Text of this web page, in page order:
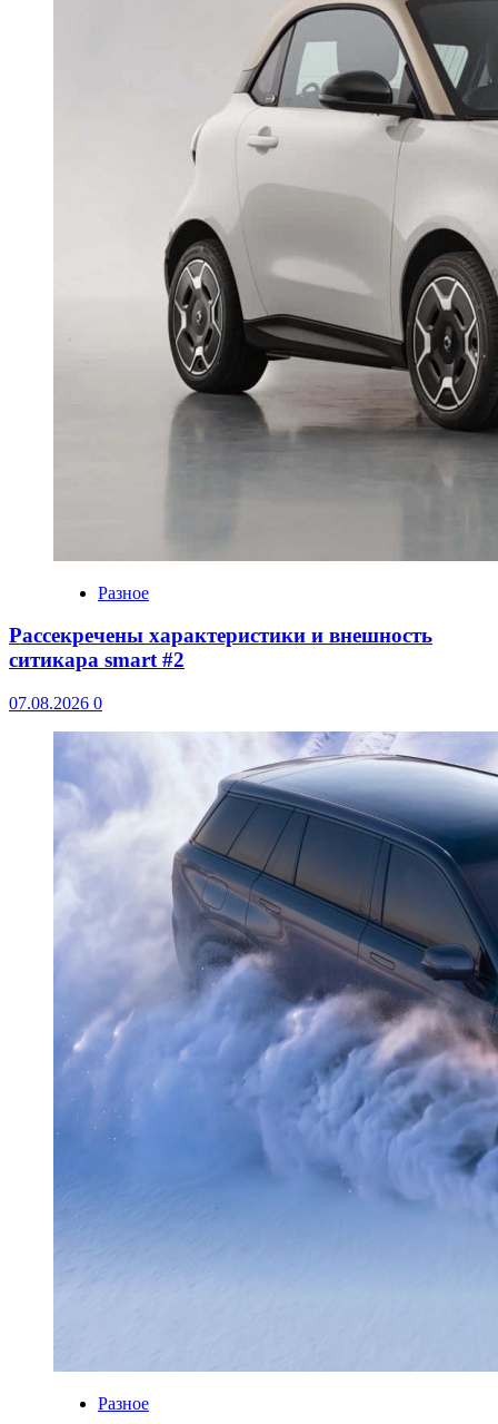
Разное
Рассекречены характеристики и внешность
ситикара smart #2
07.08.2026 0
Разное